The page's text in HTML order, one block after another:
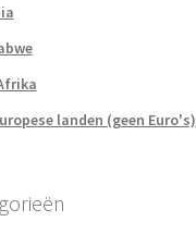
landen (geen Euro's)